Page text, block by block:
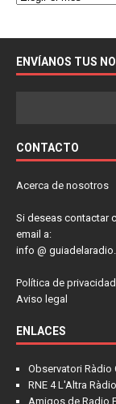
ENVÍANOS TUS
CONTACTO
Acerca de nosotros
Si deseas contactar
email a:
info @
Política de privacidad
Aviso legal
ENLACES
Observatori Ràdio
RNE 4 L'Altra Ràdio
Amigos de Radio